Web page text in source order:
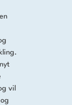
vil